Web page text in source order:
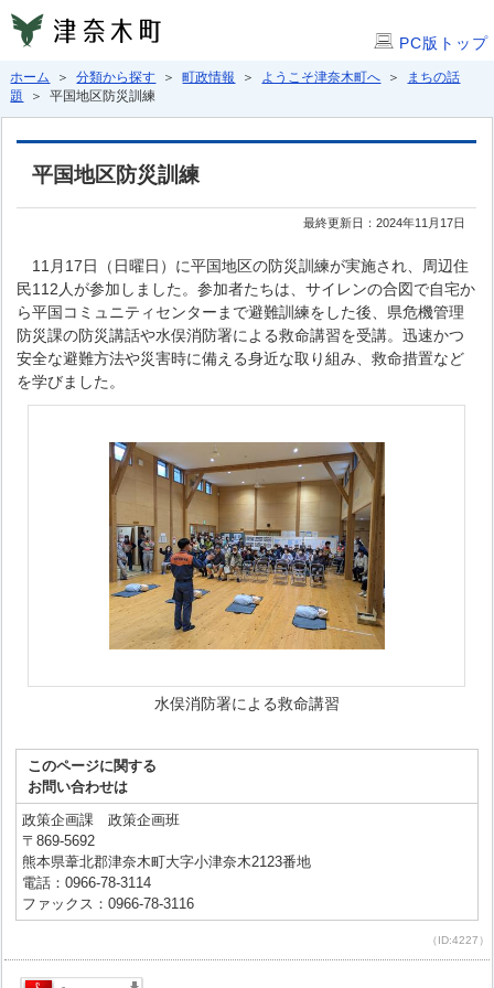
PC版トップ
ホーム ＞分類から探す ＞町政情報 ＞ ようこそ津奈木町へ ＞
まちの話
題
＞ 平国地区防災訓練
平国地区防災訓練
最終更新日：2024年11月17日
11月17日（日曜日）に平国地区の防災訓練が実施され、周辺住
民112人が参加しました。参加者たちは、サイレンの合図で自宅か
ら平国コミュニティセンターまで避難訓練をした後、県危機管理
防災課の防災講話や水俣消防署による救命講習を受講。迅速かつ
安全な避難方法や災害時に備える身近な取り組み、救命措置など
を学びました。
水俣消防署による救命講習
このページに関する
お問い合わせは
政策企画課 政策企画班
〒869-5692
熊本県葦北郡津奈木町大字小津奈木2123番地
電話：0966-78-3114
ファックス：0966-78-3116
（ID:4227）